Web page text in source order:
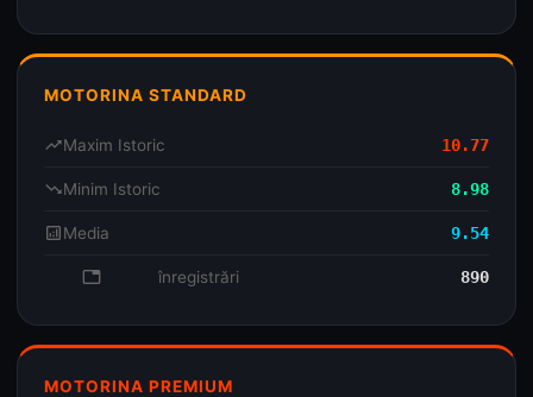
MOTORINA STANDARD
trending_upMaxim Istoric 10.77
trending_downMinim Istoric 8.98
analyticsMedia 9.54
database înregistrări 890
MOTORINA PREMIUM